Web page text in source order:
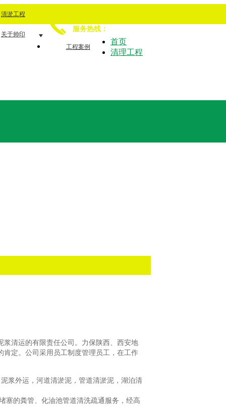
服务热线：
清淤工程
关于帅印
工程案例
首页
清理工程
清运的有限责任公司。力保陕西、西安地
肯定。公司采用员工制度管理员工，在工作
浆外运，河道清淤泥，管道清淤泥，湖泊清
塞的粪管、化油池管道清洗疏通服务，经高